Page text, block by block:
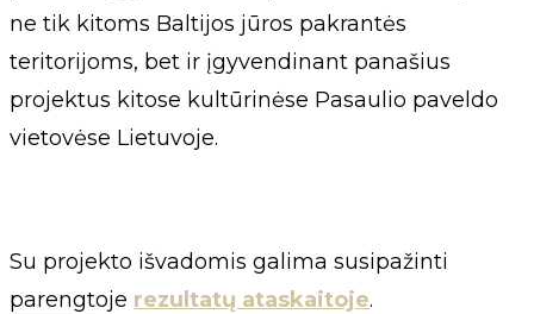
ne tik kitoms Baltijos jūros pakrantės
teritorijoms, bet ir įgyvendinant panašius
projektus kitose kultūrinėse Pasaulio paveldo
vietovėse Lietuvoje.
Su projekto išvadomis galima susipažinti
parengtoje rezultatų ataskaitoje.